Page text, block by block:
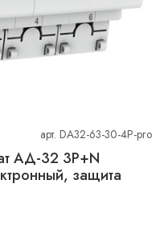
арт. DA32-63-30-4P-pro
АД-32 3P+N
защита